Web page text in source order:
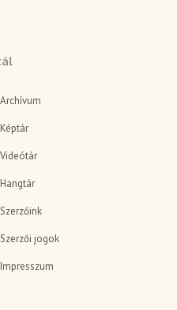
Archívum
Képtár
Videótár
Hangtár
Szerzőink
Szerzői jogok
Impresszum